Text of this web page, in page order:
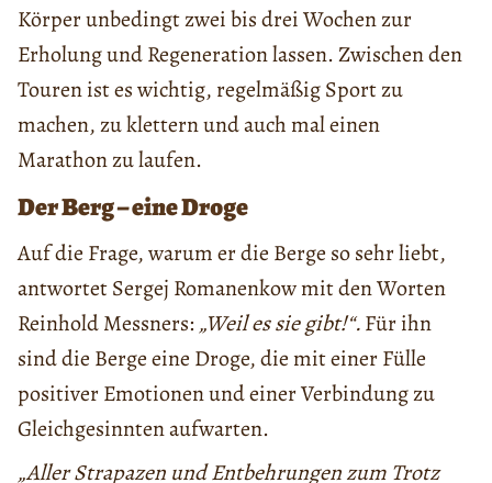
Körper unbedingt zwei bis drei Wochen zur
Erholung und Regeneration lassen. Zwischen den
Touren ist es wichtig, regelmäßig Sport zu
machen, zu klettern und auch mal einen
Marathon zu laufen.
Der Berg – eine Droge
Auf die Frage, warum er die Berge so sehr liebt,
antwortet Sergej Romanenkow mit den Worten
Reinhold Messners: „Weil es sie gibt!“.Für ihn
sind die Berge eine Droge, die mit einer Fülle
positiver Emotionen und einer Verbindung zu
Gleichgesinnten aufwarten.
„Aller Strapazen und Entbehrungen zum Trotz